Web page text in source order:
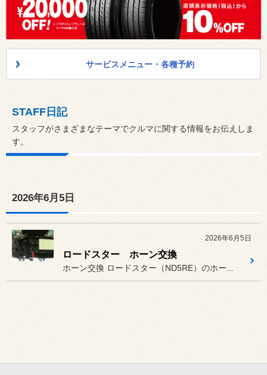
サービスメニュー・各種予約
STAFF日記
スタッフがさまざまなテーマでクルマに関する情報をお伝えしま
す。
2026年6月5日
2026年6月5日
ロードスター ホーン交換
ホーン交換 ロードスター（ND5RE）のホー...